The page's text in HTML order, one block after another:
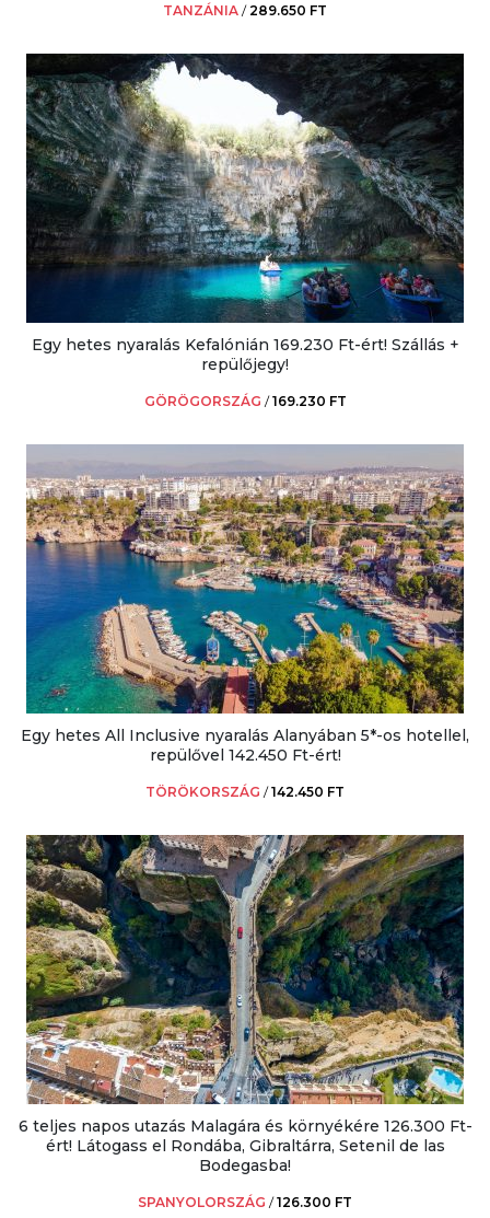
TANZÁNIA /289.650 FT
Egy hetes nyaralás Kefalónián 169.230 Ft-ért! Szállás +
repülőjegy!
GÖRÖGORSZÁG /169.230 FT
Egy hetes All Inclusive nyaralás Alanyában 5*-os hotellel,
repülővel 142.450 Ft-ért!
TÖRÖKORSZÁG /142.450 FT
6 teljes napos utazás Malagára és környékére 126.300 Ft-
ért! Látogass el Rondába, Gibraltárra, Setenil de las
Bodegasba!
SPANYOLORSZÁG /126.300 FT